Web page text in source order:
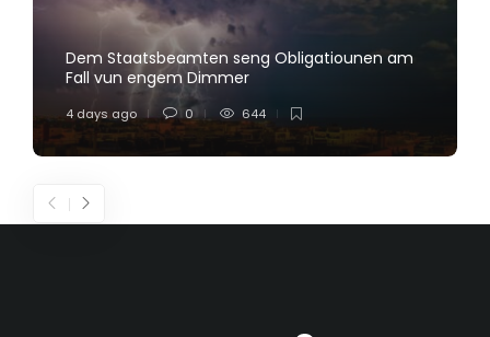
Dem Staatsbeamten seng Obligatiounen am
Fall vun engem Dimmer
4 days ago 0 644